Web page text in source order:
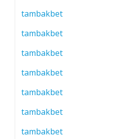
tambakbet
tambakbet
tambakbet
tambakbet
tambakbet
tambakbet
tambakbet